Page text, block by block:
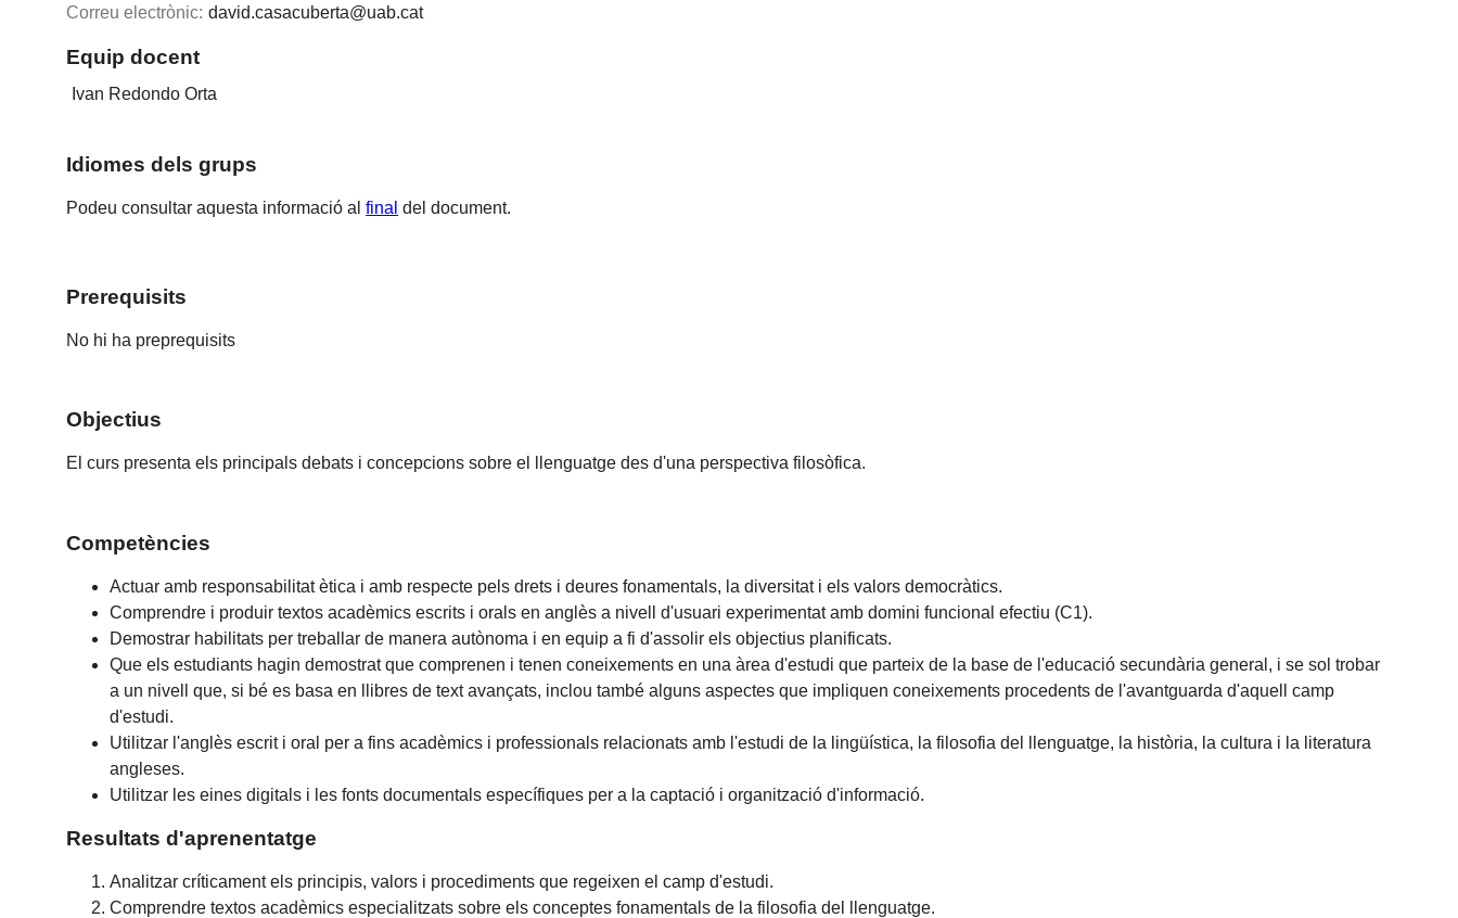
Correu electrònic: david.casacuberta@uab.cat
Equip docent
Ivan Redondo Orta
Idiomes dels grups
Podeu consultar aquesta informació alfinal del document.
Prerequisits
No hi ha preprequisits
Objectius
El curs presenta els principals debats i concepcions sobre el llenguatge des d'una perspectiva filosòfica.
Competències
Actuar amb responsabilitat ètica i amb respecte pels drets i deures fonamentals, la diversitat i els valors democràtics.
Comprendre i produir textos acadèmics escrits i orals en anglès a nivell d'usuari experimentat amb domini funcional efectiu (C1).
Demostrar habilitats per treballar de manera autònoma i en equip a fi d'assolir els objectius planificats.
Que els estudiants hagin demostrat que comprenen i tenen coneixements en una àrea d'estudi que parteix de la base de l'educació secundària general, i se sol trobar
a un nivell que, si bé es basa en llibres de text avançats, inclou també alguns aspectes que impliquen coneixements procedents de l'avantguarda d'aquell camp
d'estudi.
Utilitzar l'anglès escrit i oral per a fins acadèmics i professionals relacionats amb l'estudi de la lingüística, la filosofia del llenguatge, la història, la cultura i la literatura
angleses.
Utilitzar les eines digitals i les fonts documentals específiques per a la captació i organització d'informació.
Resultats d'aprenentatge
Analitzar críticament els principis, valors i procediments que regeixen el camp d'estudi.
Comprendre textos acadèmics especialitzats sobre els conceptes fonamentals de la filosofia del llenguatge.